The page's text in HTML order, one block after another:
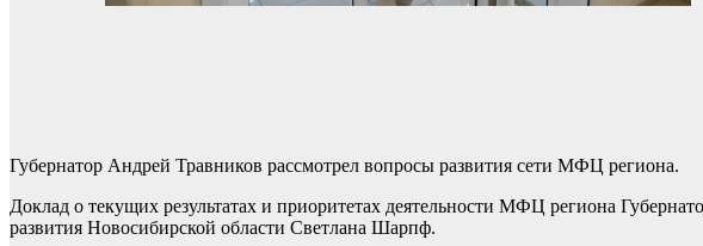
Губернатор Андрей Травников рассмотрел вопросы развития сети МФЦ региона.
Доклад о текущих результатах и приоритетах деятельности МФЦ региона
развития Новосибирской области Светлана Шарпф.